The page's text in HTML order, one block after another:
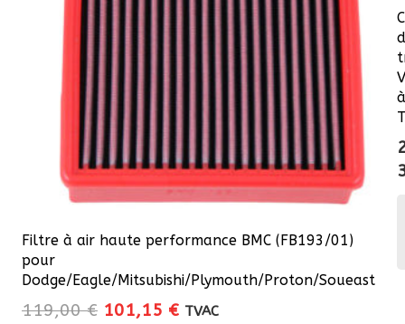
Filtre à air haute performance BMC (FB193/01)
pour
Dodge/Eagle/Mitsubishi/Plymouth/Proton/Soueast
119,00€ Le
101,15 €Le
TVAC